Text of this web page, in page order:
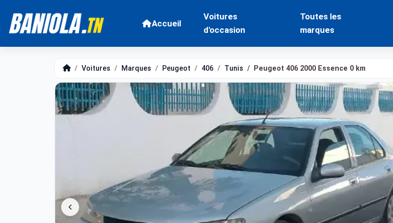
Accueil
Voitures
d'occasion
Toutes les
marques
Voitures Marques Peugeot 406 Tunis Peugeot 406 2000 Essence 0 km